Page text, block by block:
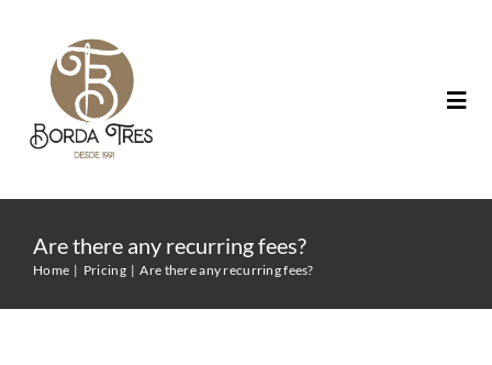
content
Aplicaciones
Are there any recurring fees?
Home Pricing Are there any recurring fees?